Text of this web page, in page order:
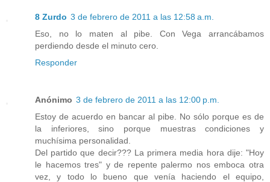
8 Zurdo 3 de febrero de 2011 a las 12:58 a.m.
Eso, no lo maten al pibe. Con Vega arrancábamos
perdiendo desde el minuto cero.
Responder
Anónimo 3 de febrero de 2011 a las 12:00 p.m.
Estoy de acuerdo en bancar al pibe. No sólo porque es de
la inferiores, sino porque muestras condiciones y
muchísima personalidad.
Del partido que decir??? La primera media hora dije: "Hoy
le hacemos tres" y de repente palermo nos emboca otra
vez, y todo lo bueno que venía haciendo el equipo,